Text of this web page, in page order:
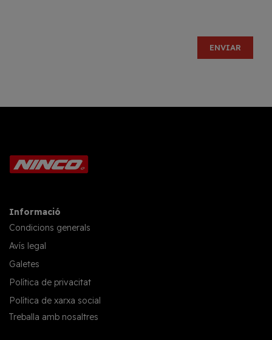
Informació
Condicions generals
Avís legal
Galetes
Política de privacitat
Política de xarxa social
Treballa amb nosaltres